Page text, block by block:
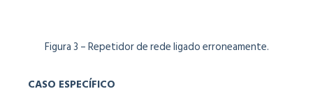
Figura 3 – Repetidor de rede ligado erroneamente.
CASO ESPECÍFICO